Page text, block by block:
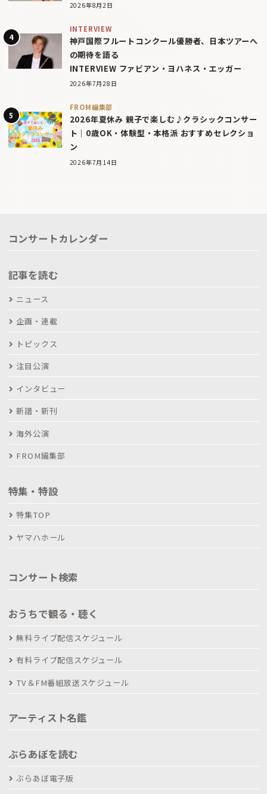
2026年8月2日
INTERVIEW
神戸国際フルートコンクール優勝者、日本ツアーへ
の期待を語る
INTERVIEW ファビアン・ヨハネス・エッガー
2026年7月28日
FROM編集部
2026年夏休み 親子で楽しむ♪クラシックコンサー
ト｜0歳OK・体験型・本格派 おすすめセレクショ
ン
2026年7月14日
コンサートカレンダー
記事を読む
ニュース
企画・連載
トピックス
注目公演
インタビュー
新譜・新刊
海外公演
FROM編集部
特集・特設
特集TOP
ヤマハホール
コンサート検索
おうちで観る・聴く
無料ライブ配信スケジュール
有料ライブ配信スケジュール
TV＆FM番組放送スケジュール
アーティスト名鑑
ぶらあぼを読む
ぶらあぼ電子版